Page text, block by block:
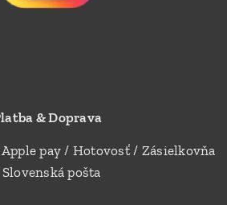
& Doprava
pay / Hotovosť / Zásielkovňa
pošta